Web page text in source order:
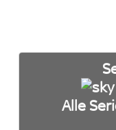
Alle